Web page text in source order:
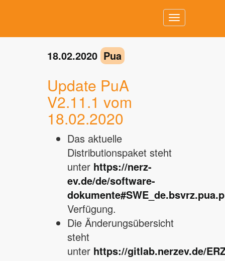
Toggle
navigation
18.02.2020 Pua
Update PuA
V2.11.1 vom
18.02.2020
Das aktuelle
Distributionspaket steht
unter https://nerz-
ev.de/de/software-
Verfügung.
Die Änderungsübersicht
steht
unter https://gitlab.nerzev.de/